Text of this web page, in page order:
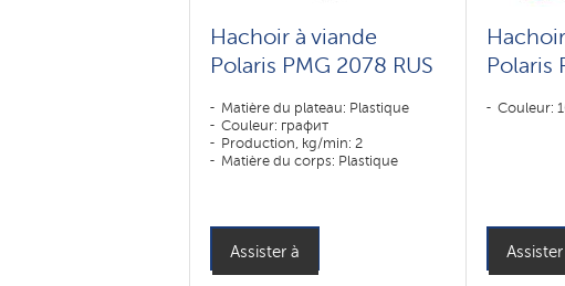
Hachoir à viande
Polaris PMG 2078 RUS
Matière du plateau: Plastique
Couleur: графит
Production, kg/min: 2
Matière du corps: Plastique
Assister à
Polaris
Couleur: